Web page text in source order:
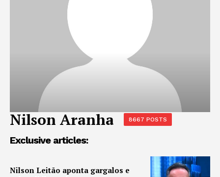
Nilson Aranha 8667 POSTS
Exclusive articles:
Nilson Leitão aponta gargalos e